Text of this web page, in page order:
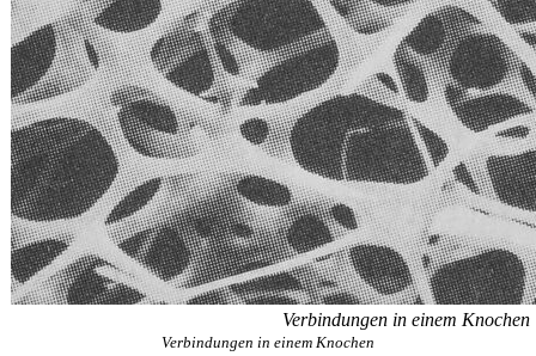
Verbindungen in einem Knochen
Verbindungen in einem Knochen